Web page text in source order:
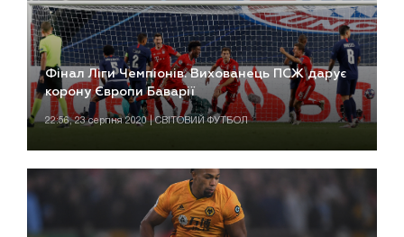
Фінал Ліги Чемпіонів. Вихованець ПСЖ дарує
корону Європи Баварії
22:56, 23 серпня 2020 | СВІТОВИЙ ФУТБОЛ